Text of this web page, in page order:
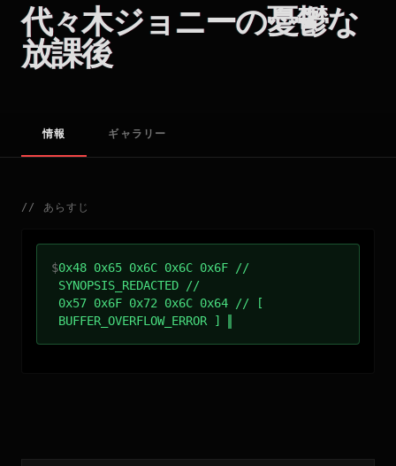
代々木ジョニーの憂鬱な
放課後
情報 ギャラリー
// あらすじ
$0x48 0x65 0x6C 0x6C 0x6F //
SYNOPSIS_REDACTED //
0x57 0x6F 0x72 0x6C 0x64 // [
BUFFER_OVERFLOW_ERROR ]